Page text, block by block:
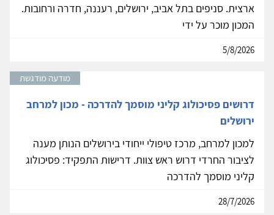
ארצית. סניפים בתל אביב, ירושלים, רעננה, חדרה ורחובות.
המכון מוכר על ידי
5/8/2026
מודעה מודגשת
דרושים פסיכולוג קליני מוסמך להדרכה - מכון למרחב
ירושלים
למכון למרחב, מרכז טיפולי ייחודי בירושלים הנותן מענה
לציבור החרדי דרוש ראש צוות. דרישות התפקיד: פסיכולוג
קליני מוסמך להדרכה
28/7/2026